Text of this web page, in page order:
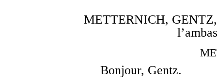
METTERNICH,
Bonjour, Gentz.